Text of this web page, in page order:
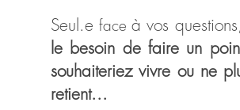
Seul.efaceà vos
le besoin de faire un
souhaiteriez vivre ou ne
retient...